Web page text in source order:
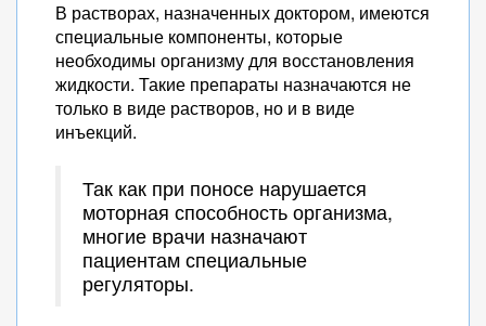
В растворах, назначенных доктором, имеются
специальные компоненты, которые
необходимы организму для восстановления
жидкости. Такие препараты назначаются не
только в виде растворов, но и в виде
инъекций.
Так как при поносе нарушается
моторная способность организма,
многие врачи назначают
пациентам специальные
регуляторы.